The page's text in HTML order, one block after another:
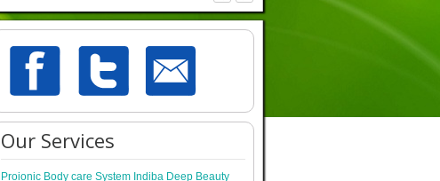
Our Services
Proionic Body care System Indiba Deep Beauty